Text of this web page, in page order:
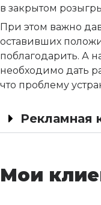
в закрытом
При этом важно
оставивших
поблагодарить. А
необходимо дать
что проблему
Рекламная
Мои